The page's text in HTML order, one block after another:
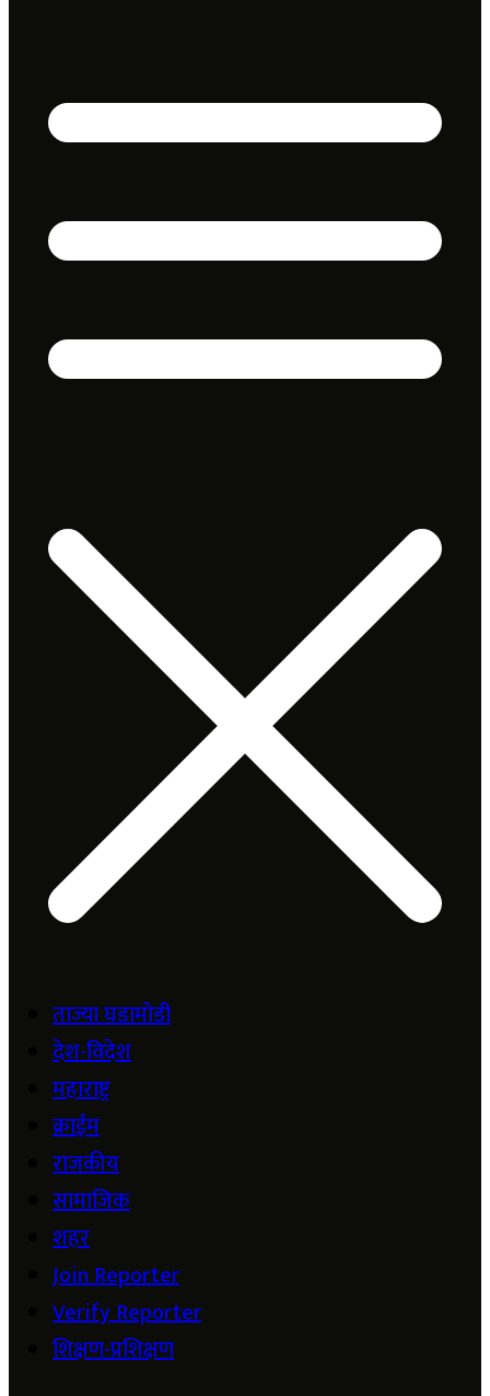
ताज्या घडामोडी
देश-विदेश
महाराष्ट्र
क्राईम
राजकीय
सामाजिक
शहर
Join Reporter
Verify Reporter
शिक्षण-प्रशिक्षण